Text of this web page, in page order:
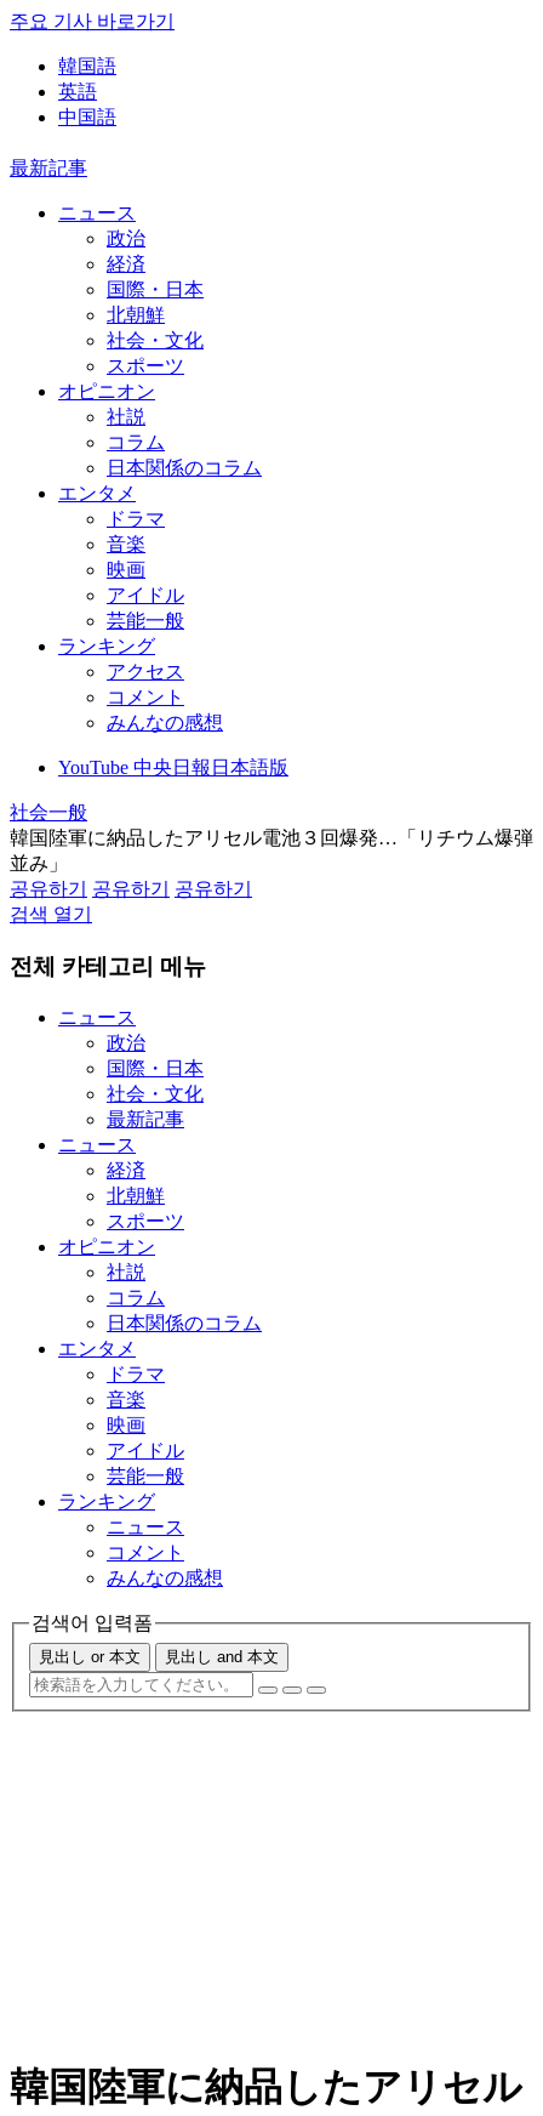
주요 기사 바로가기
韓国語
英語
中国語
最新記事
ニュース
政治
経済
国際・日本
北朝鮮
社会・文化
スポーツ
オピニオン
社説
コラム
日本関係のコラム
エンタメ
ドラマ
音楽
映画
アイドル
芸能一般
ランキング
アクセス
コメント
みんなの感想
YouTube 中央日報日本語版
社会一般
韓国陸軍に納品したアリセル電池３回爆発…「リチウム爆弾
並み」
공유하기
공유하기
공유하기
검색 열기
전체 카테고리 메뉴
ニュース
政治
国際・日本
社会・文化
最新記事
ニュース
経済
北朝鮮
スポーツ
オピニオン
社説
コラム
日本関係のコラム
エンタメ
ドラマ
音楽
映画
アイドル
芸能一般
ランキング
ニュース
コメント
みんなの感想
검색어 입력폼
見出し or 本文 見出し and 本文
韓国陸軍に納品したアリセル